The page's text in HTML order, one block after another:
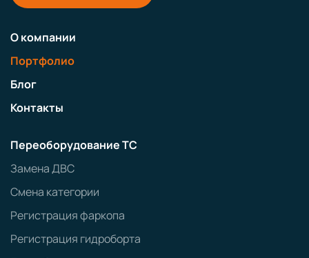
О компании
Портфолио
Блог
Контакты
Переоборудование ТС
Замена ДВС
Смена категории
Регистрация фаркопа
Регистрация гидроборта